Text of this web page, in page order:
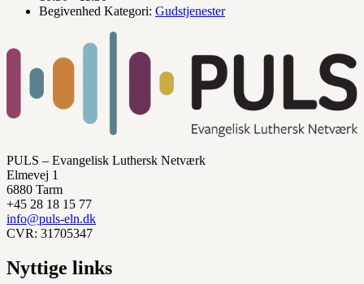
Begivenhed Kategori: Gudstjenester
PULS – Evangelisk Luthersk Netværk
Elmevej 1
6880 Tarm
+45 28 18 15 77
info@puls-eln.dk
CVR: 31705347
Nyttige links